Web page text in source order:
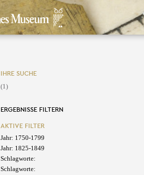
IHRE SUCHE
(1)
ERGEBNISSE FILTERN
AKTIVE FILTER
Jahr: 1750-1799
Jahr: 1825-1849
Schlagworte:
Schlagworte: